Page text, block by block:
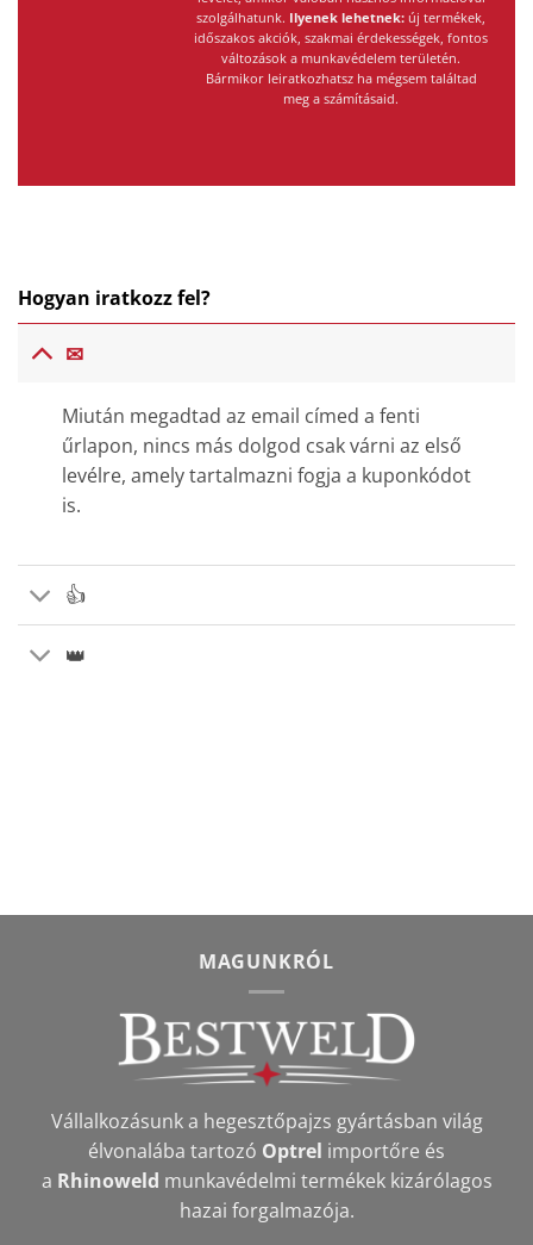
szolgálhatunk. Ilyenek lehetnek:új termékek,
időszakos akciók, szakmai érdekességek, fontos
változások a munkavédelem területén.
Bármikor leiratkozhatsz ha mégsem találtad
meg a számításaid.
Hogyan iratkozz fel?
✉
Miután megadtad az email címed a fenti
űrlapon, nincs más dolgod csak várni az első
levélre, amely tartalmazni fogja a kuponkódot
is.
👍
👑
MAGUNKRÓL
Vállalkozásunk a hegesztőpajzs gyártásban világ
élvonalába tartozó Optrel importőre és
a Rhinoweld munkavédelmi termékek kizárólagos
hazai forgalmazója.